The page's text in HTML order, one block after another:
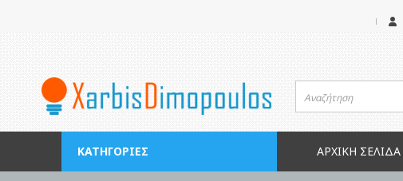
ΚΑΤΗΓΟΡΊΕΣ ΑΡΧΙΚΉ ΣΕΛΊΔΑ